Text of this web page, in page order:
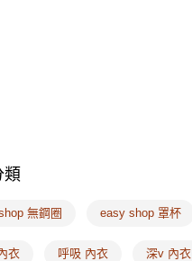
類
無鋼圈 easy shop 罩杯
衣 呼吸 內衣 深v 內衣